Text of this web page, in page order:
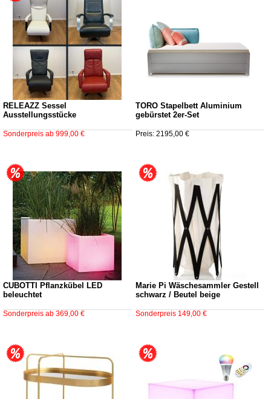
RELEAZZ Sessel
Ausstellungsstücke
Sonderpreis ab 999,00 €
TORO Stapelbett Aluminium
gebürstet 2er-Set
Preis: 2195,00 €
CUBOTTI Pflanzkübel LED
beleuchtet
Sonderpreis ab 369,00 €
Marie Pi Wäschesammler Gestell
schwarz / Beutel beige
Sonderpreis 149,00 €